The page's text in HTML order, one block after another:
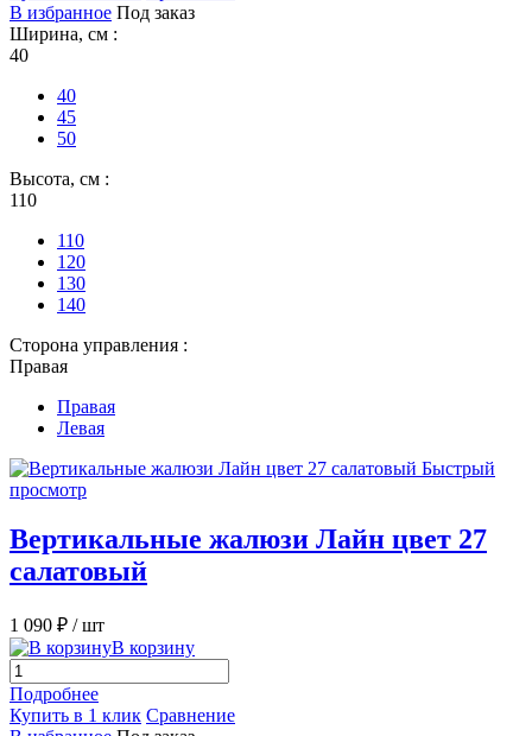
В избранное Под заказ
Ширина, см :
40
40
45
50
Высота, см :
110
110
120
130
140
Сторона управления :
Правая
Правая
Левая
Быстрый
просмотр
Вертикальные жалюзи Лайн цвет 27
салатовый
1 090 ₽ / шт
В корзину
Подробнее
Купить в 1 клик Сравнение